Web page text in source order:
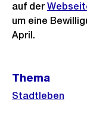
auf der Externer
Link:
um eine
April.
Weitere
Thema
Stadtleben